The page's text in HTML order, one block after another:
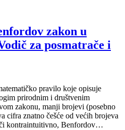
zakon u
za posmatrače i
pravilo koje opisuje
prirodnim i društvenim
zakonu, manji brojevi (posebno
cifra znatno češće od većih brojeva
kontraintuitivno, Benfordov…